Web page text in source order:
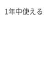
1年中使える